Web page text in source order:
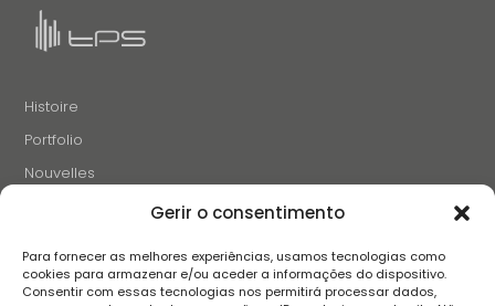
Gerir o consentimento
Para fornecer as melhores experiências, usamos tecnologias como
cookies para armazenar e/ou aceder a informações do dispositivo.
Consentir com essas tecnologias nos permitirá processar dados,
Histoire
Portfolio
Nouvelles
Projets et Initiatives
Contacts